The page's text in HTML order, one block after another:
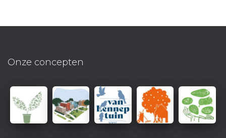
Onze concepten